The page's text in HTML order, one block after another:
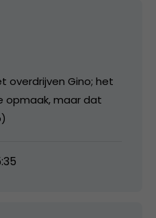
overdrijven Gino; het
opmaak, maar dat